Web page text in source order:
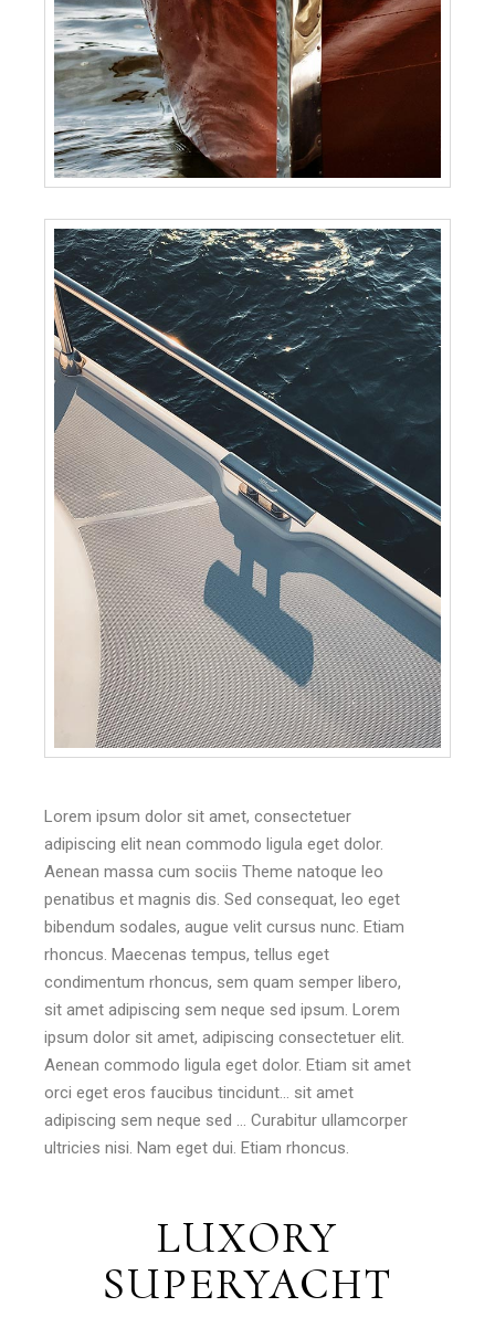
Lorem ipsum dolor sit amet, consectetuer
adipiscing elit nean commodo ligula eget dolor.
Aenean massa cum sociis Theme natoque leo
penatibus et magnis dis. Sed consequat, leo eget
bibendum sodales, augue velit cursus nunc. Etiam
rhoncus. Maecenas tempus, tellus eget
condimentum rhoncus, sem quam semper libero,
sit amet adipiscing sem neque sed ipsum. Lorem
ipsum dolor sit amet, adipiscing consectetuer elit.
Aenean commodo ligula eget dolor. Etiam sit amet
orci eget eros faucibus tincidunt… sit amet
adipiscing sem neque sed … Curabitur ullamcorper
ultricies nisi. Nam eget dui. Etiam rhoncus.
LUXORY
SUPERYACHT